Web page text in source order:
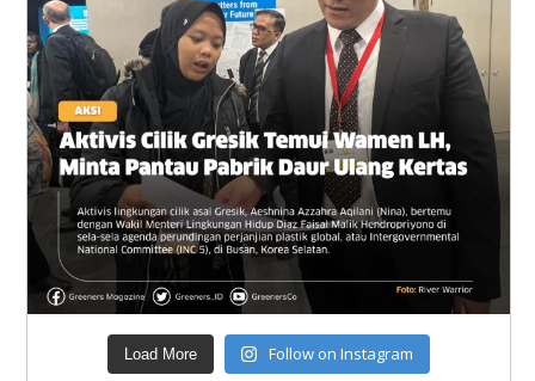
Load More Follow on Instagram